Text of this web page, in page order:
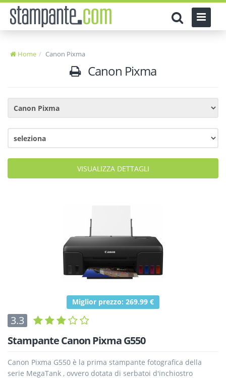
Home Canon Pixma
Canon Pixma
VISUALIZZA DETTAGLI
Miglior prezzo: 269.99 €
3.3
Stampante Canon Pixma G550
Canon Pixma G550 è la prima stampante fotografica della
serie MegaTank , ovvero dotata di serbatoi d'inchiostro